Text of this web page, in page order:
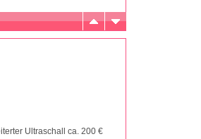
Ultraschall ca. 200 €